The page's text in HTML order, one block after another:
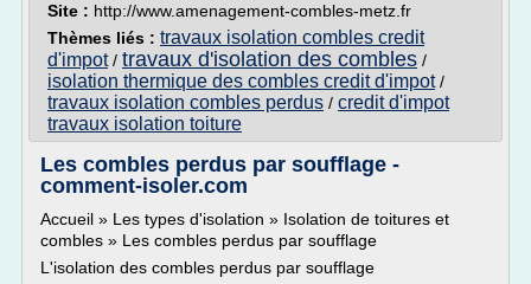
Site : http://www.amenagement-combles-metz.fr
Thèmes liés : travaux isolation combles credit
d'impot/ travaux d'isolation des combles /
isolation thermique des combles credit d'impot/
travaux isolation combles perdus / credit d'impot
travaux isolation toiture
Les combles perdus par soufflage -
comment-isoler.com
Accueil » Les types d'isolation » Isolation de toitures et
combles » Les combles perdus par soufflage
L'isolation des combles perdus par soufflage